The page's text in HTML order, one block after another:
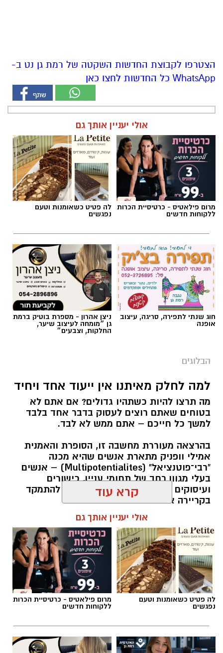
הצטרפו לקבוצת החדשות השקטה של רמת גן נט ב-
WhatsApp כל החדשות לחצו כאן
אולי יעניין אותך גם
מרום פילאטיס - כרטיסיית הכרות
ללקוחות חדשים
לה פטיט כשאומנות וטעם
נפגשים
חוג שנתי לתפירה, סריגה, עיצוב
אופנה
ניצן אהרון - מספרת בוטיק ברמת
גן ״מומחה לעיצוב שיער,
החלקות, וצבעים״
הבלוגים
למה לחלק מאיתנו אין ייעוד אחד ויחיד
מה תרצו להיות כשתהיו גדולים? אם אתם לא
בטוחים שאתם רוצים לעסוק בדבר אחד בלבד
למשך כל חייכם – אתם ממש לא לבד.
בהרצאה מעוררת מחשבה זו, הסופרת והאמנית
אמילי וופניק מתארת אנשים שהיא מכנה
"רבי־פוטנציאל" (Multipotentialites) – אנשים
בעלי מגוון רחב של תחומי עניין, כישורים
ועיסוקים שונים לאורך חייהם, במקום להתמקד
בקריירה אחת בלבד.
האם גם אתם כאלה?
אלדה נתנאל / 09:20 07.08.26
קרא עוד
אולי יעניין אותך גם
לה פטיט כשאומנות וטעם
נפגשים
מרום פילאטיס - כרטיסיית הכרות
ללקוחות חדשים